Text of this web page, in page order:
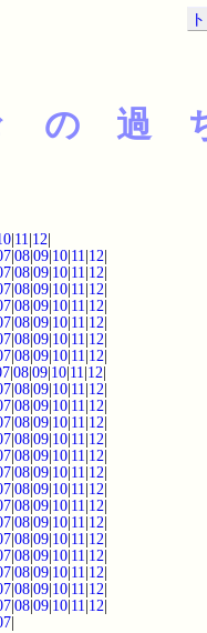
の 過
|11|12|
|08|09|10|11|12|
|08|09|10|11|12|
|08|09|10|11|12|
|08|09|10|11|12|
|08|09|10|11|12|
|08|09|10|11|12|
|08|09|10|11|12|
|08|09|10|11|12|
|08|09|10|11|12|
|08|09|10|11|12|
|08|09|10|11|12|
|08|09|10|11|12|
|08|09|10|11|12|
|08|09|10|11|12|
|08|09|10|11|12|
|08|09|10|11|12|
|08|09|10|11|12|
|08|09|10|11|12|
|08|09|10|11|12|
|08|09|10|11|12|
|08|09|10|11|12|
|08|09|10|11|12|
|